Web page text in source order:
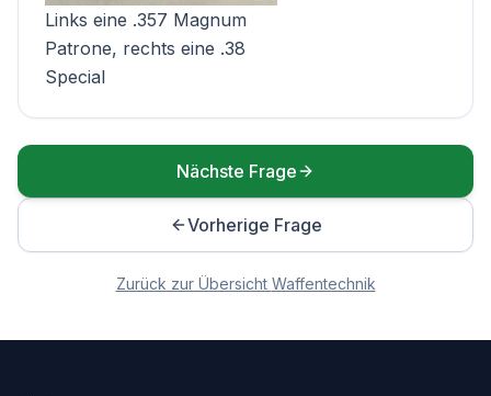
Links eine .357 Magnum
Patrone, rechts eine .38
Special
Vorherige Frage
Nächste Frage
Zurück zur Übersicht Waffentechnik